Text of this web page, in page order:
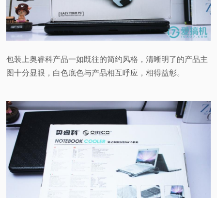
包装上奥睿科产品一如既往的简约风格，清晰明了的产品主
图十分显眼，白色底色与产品相互呼应，相得益彰。